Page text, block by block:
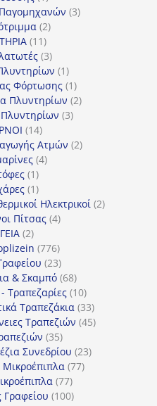
προϊόν
33
22
1111
προϊόντα
33
προϊόντα
11
προϊόν
Φόρτωσης 11
προϊόν
Πλυντηρίων 22
33
1414
προϊόντα
Ατμών 22
44
11
προϊόν
11
προϊόν
Ηλεκτρικοί 22
Πίτσας 44
22
προϊόντα
776776
προϊόντα
2323
προϊόντα
& Σκαμπό 6868
προϊόντα
Τραπεζαρίες 1010
προϊόντα
Τραπεζάκια 3333
προϊόντα
Τραπεζιών 4545
3535
προϊόντα
Συνεδρίου 2323
7777
7777
προϊόντα
Γραφείου 100100